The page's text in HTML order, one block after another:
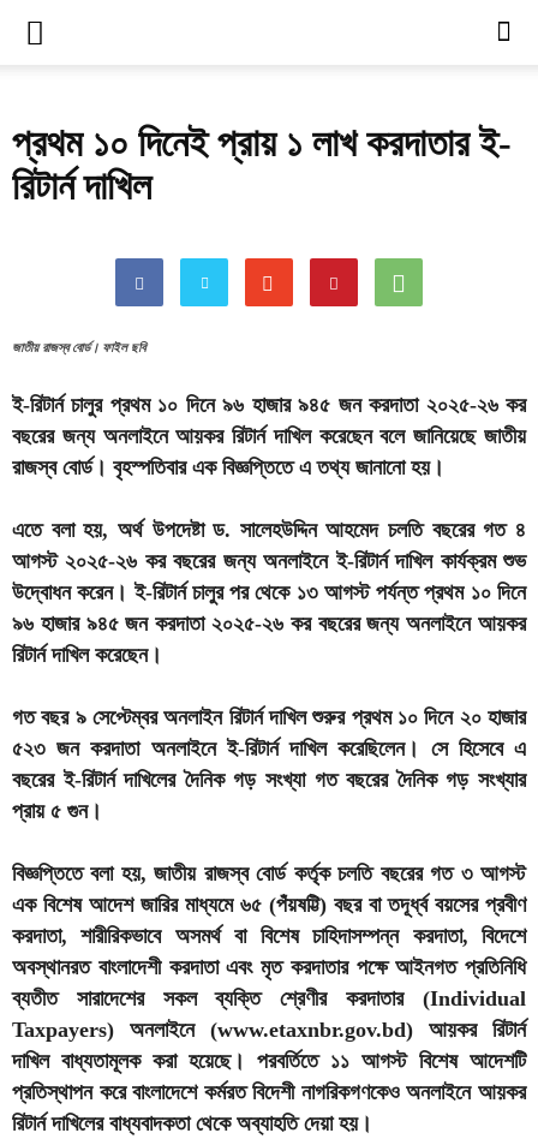
প্রথম ১০ দিনেই প্রায় ১ লাখ করদাতার ই-
রিটার্ন দাখিল
জাতীয় রাজস্ব বোর্ড। ফাইল ছবি
ই-রিটার্ন চালুর প্রথম ১০ দিনে ৯৬ হাজার ৯৪৫ জন করদাতা ২০২৫-২৬ কর
বছরের জন্য অনলাইনে আয়কর রিটার্ন দাখিল করেছেন বলে জানিয়েছে জাতীয়
রাজস্ব বোর্ড। বৃহস্পতিবার এক বিজ্ঞপ্তিতে এ তথ্য জানানো হয়।
এতে বলা হয়, অর্থ উপদেষ্টা ড. সালেহউদ্দিন আহমেদ চলতি বছরের গত ৪
আগস্ট ২০২৫-২৬ কর বছরের জন্য অনলাইনে ই-রিটার্ন দাখিল কার্যক্রম শুভ
উদ্বোধন করেন। ই-রিটার্ন চালুর পর থেকে ১৩ আগস্ট পর্যন্ত প্রথম ১০ দিনে
৯৬ হাজার ৯৪৫ জন করদাতা ২০২৫-২৬ কর বছরের জন্য অনলাইনে আয়কর
রিটার্ন দাখিল করেছেন।
গত বছর ৯ সেপ্টেম্বর অনলাইন রিটার্ন দাখিল শুরুর প্রথম ১০ দিনে ২০ হাজার
৫২৩ জন করদাতা অনলাইনে ই-রিটার্ন দাখিল করেছিলেন। সে হিসেবে এ
বছরের ই-রিটার্ন দাখিলের দৈনিক গড় সংখ্যা গত বছরের দৈনিক গড় সংখ্যার
প্রায় ৫ গুন।
বিজ্ঞপ্তিতে বলা হয়, জাতীয় রাজস্ব বোর্ড কর্তৃক চলতি বছরের গত ৩ আগস্ট
এক বিশেষ আদেশ জারির মাধ্যমে ৬৫ (পঁয়ষট্টি) বছর বা তদূর্ধ্ব বয়সের প্রবীণ
করদাতা, শারীরিকভাবে অসমর্থ বা বিশেষ চাহিদাসম্পন্ন করদাতা, বিদেশে
অবস্থানরত বাংলাদেশী করদাতা এবং মৃত করদাতার পক্ষে আইনগত প্রতিনিধি
ব্যতীত সারাদেশের সকল ব্যক্তি শ্রেণীর করদাতার (Individual
Taxpayers) অনলাইনে (www.etaxnbr.gov.bd) আয়কর রিটার্ন
দাখিল বাধ্যতামূলক করা হয়েছে। পরবর্তিতে ১১ আগস্ট বিশেষ আদেশটি
প্রতিস্থাপন করে বাংলাদেশে কর্মরত বিদেশী নাগরিকগণকেও অনলাইনে আয়কর
রিটার্ন দাখিলের বাধ্যবাদকতা থেকে অব্যাহতি দেয়া হয়।